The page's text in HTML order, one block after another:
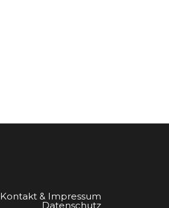
Kontakt & Impressum
Datenschutz